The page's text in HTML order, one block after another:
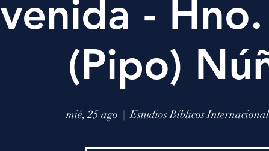
venida -
(Pipo)
mié, 25 ago
  |
Estudios Bíblicos